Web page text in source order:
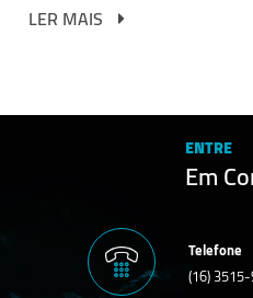
LER MAIS
ENTRE
Em
Telefone
(16)